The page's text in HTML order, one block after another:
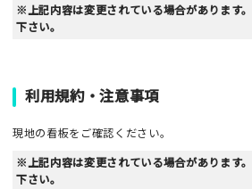
※上記内容は変更されている場合があります
下さい。
利用規約・注意事項
現地の看板をご確認ください。
※上記内容は変更されている場合があります
下さい。